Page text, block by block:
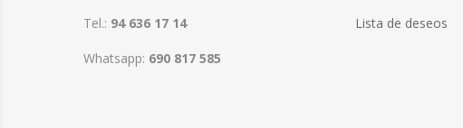
Tel.: 94 636 17 14
Whatsapp: 690 817 585
Lista de deseos